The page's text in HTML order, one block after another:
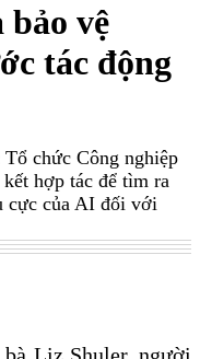
vệ
tác động
chức Công nghiệp
hợp tác để tìm ra
cực của AI đối với